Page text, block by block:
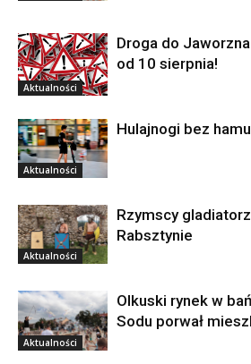
Aktualności
Droga do
od 10 sierpnia!
Aktualności
Hulajnogi bez
Aktualności
Rzymscy
Rabsztynie
Aktualności
Olkuski rynek w
Sodu porwał